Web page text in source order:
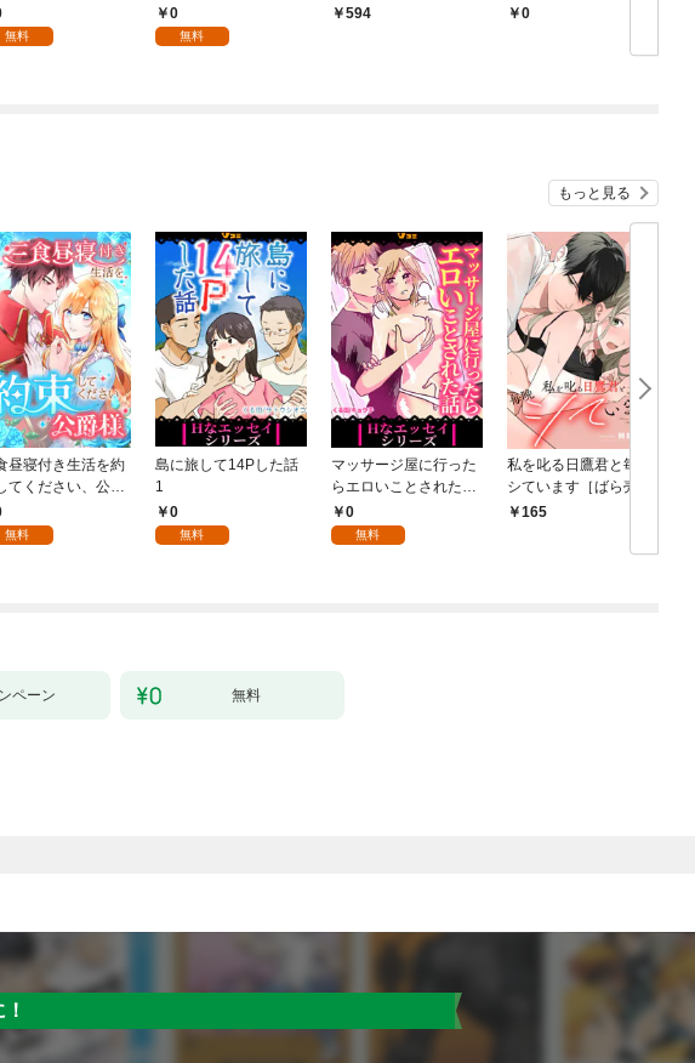
にふりまわされる
無料
0
無料
本版】 1巻
594
令嬢にふりまわされる
￥0
もっと見る
昼寝付き生活を約
てください、公爵
無料
島に旅して14Pした話
1
0
無料
マッサージ屋に行った
らエロいことされた話
1 0
無料
私を叱る日鷹君と毎晩
シています［ばら売
り］ 第1話
165
ペーン 無料